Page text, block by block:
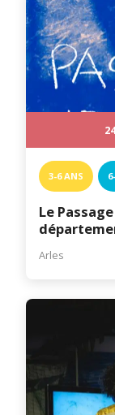
3-6 ANS
Le
Arles